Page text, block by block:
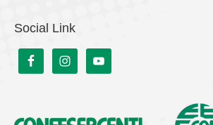
Social Link